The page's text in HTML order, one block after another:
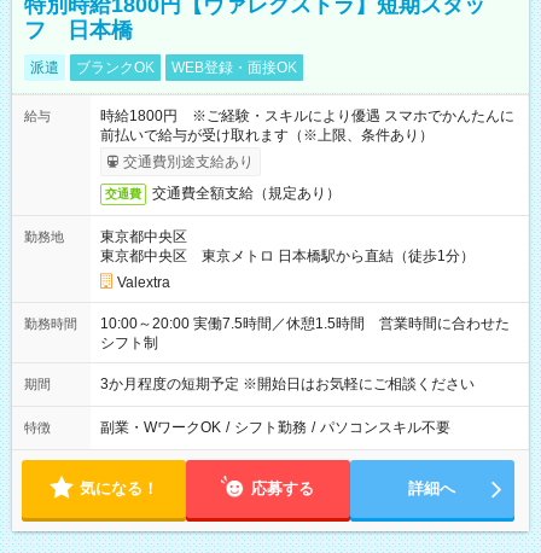
特別時給1800円【ヴァレクストラ】短期スタッ
フ 日本橋
派遣 ブランクOK WEB登録・面接OK
給与
時給1800円 ※ご経験・スキルにより優遇 スマホでかんたんに
前払いで給与が受け取れます（※上限、条件あり）
交通費別途支給あり
交通費 交通費全額支給（規定あり）
勤務地
東京都中央区
東京都中央区 東京メトロ 日本橋駅から直結（徒歩1分）
Valextra
勤務時間
10:00～20:00 実働7.5時間／休憩1.5時間 営業時間に合わせた
シフト制
期間 3か月程度の短期予定 ※開始日はお気軽にご相談ください
特徴 副業・WワークOK / シフト勤務 / パソコンスキル不要
気になる！ 応募する 詳細へ